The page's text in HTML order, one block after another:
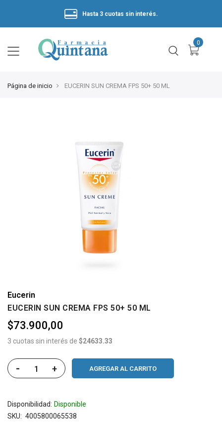
Hasta 3 cuotas sin interés.
Página de inicio EUCERIN SUN CREMA FPS 50+ 50 ML
Eucerin
EUCERIN SUN CREMA FPS 50+ 50 ML
$73.900,00
3 cuotas sin interés de $24633.33
- + AGREGAR AL CARRITO
Disponibilidad: Disponible
SKU
4005800065538